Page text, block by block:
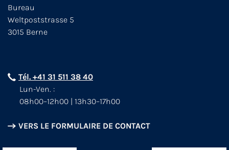
Bureau
Weltpoststrasse 5
3015 Berne
Tél. +41 31 511 38 40
Lun-Ven. :
08h00–12h00 | 13h30–17h00
VERS LE FORMULAIRE DE CONTACT